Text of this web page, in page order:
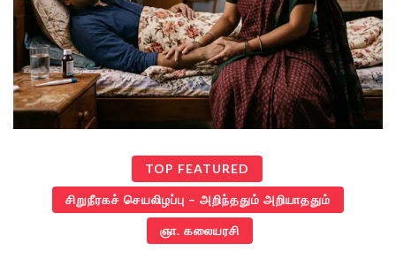
TOP FEATURED
சிறுநீரகச் செயலிழப்பு – அறிந்ததும் அறியாததும்
ஞா. கலையரசி